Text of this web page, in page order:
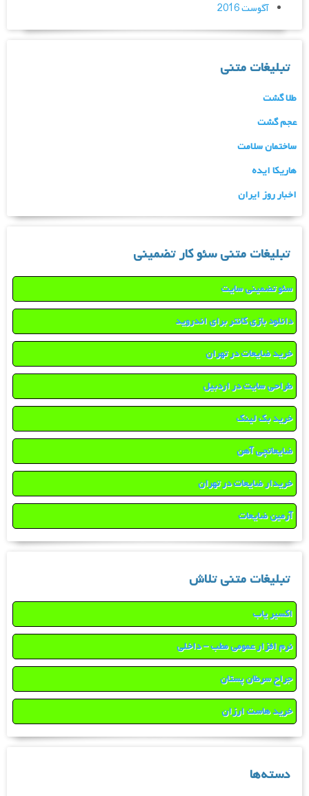
آگوست 2016
تبلیغات متنی
طلا گشت
عجم گشت
ساختمان سلامت
هاریکا ایده
اخبار روز ایران
تبلیغات متنی سئو کار تضمینی
سئو تضمینی سایت
دانلود بازی کانتر برای اندروید
خرید ضایعات در تهران
طراحی سایت در اردبیل
خرید بک لینک
ضایعاتچی آهن
خریدار ضایعات در تهران
آرمین ضایعات
تبلیغات متنی تلاش
اکسیر یاب
نرم افزار عمومی مطب – داخلی
جراح سرطان پستان
خرید هاست ارزان
دسته‌ها